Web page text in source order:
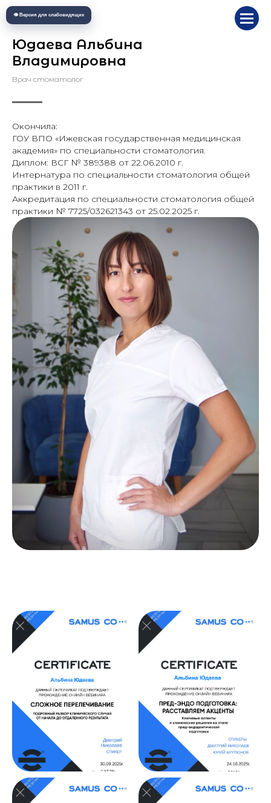
Юдаева Альбина
Владимировна
Врач стоматолог
Окончила:
ГОУ ВПО «Ижевская государственная медицинская
академия» по специальности стоматология.
Диплом: ВСГ № 389388 от 22.06.2010 г.
Интернатура по специальности стоматология общей
практики в 2011 г.
Аккредитация по специальности стоматология общей
практики № 7725/032621343 от 25.02.2025 г.
👁 Версия для слабовидящих